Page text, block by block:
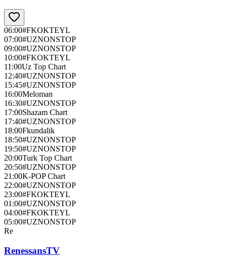
06:00#FKOKTEYL
07:00#UZNONSTOP
09:00#UZNONSTOP
10:00#FKOKTEYL
11:00Uz Top Chart
12:40#UZNONSTOP
15:45#UZNONSTOP
16:00Meloman
16:30#UZNONSTOP
17:00Shazam Chart
17:40#UZNONSTOP
18:00Fkundalik
18:50#UZNONSTOP
19:50#UZNONSTOP
20:00Turk Top Chart
20:50#UZNONSTOP
21:00K-POP Chart
22:00#UZNONSTOP
23:00#FKOKTEYL
01:00#UZNONSTOP
04:00#FKOKTEYL
05:00#UZNONSTOP
Re
RenessansTV